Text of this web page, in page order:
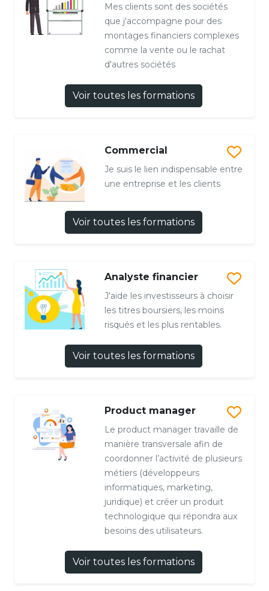
Mes clients sont des sociétés
que j'accompagne pour des
montages financiers complexes
comme la vente ou le rachat
d'autres sociétés
Voir toutes les formations
Commercial
Je suis le lien indispensable entre
une entreprise et les clients
Voir toutes les formations
Analyste financier
J'aide les investisseurs à choisir
les titres boursiers, les moins
risqués et les plus rentables.
Voir toutes les formations
Product manager
Le product manager travaille de
manière transversale afin de
coordonner l’activité de plusieurs
métiers (développeurs
informatiques, marketing,
juridique) et créer un produit
technologique qui répondra aux
besoins des utilisateurs.
Voir toutes les formations